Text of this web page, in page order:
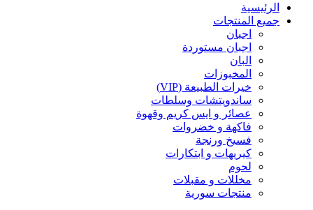
الرئيسية
جميع المنتجات
اجبان
اجبان مستوردة
البان
المخبوزات
خيرات الطبيعة (VIP)
ساندويتشات وسلطات
عصائر و ايس كريم وقهوة
فاكهة و خضروات
فسيخ ورنجة
كيريهات و ابتكارات
لحوم
مخللات و مقبلات
منتجات سورية